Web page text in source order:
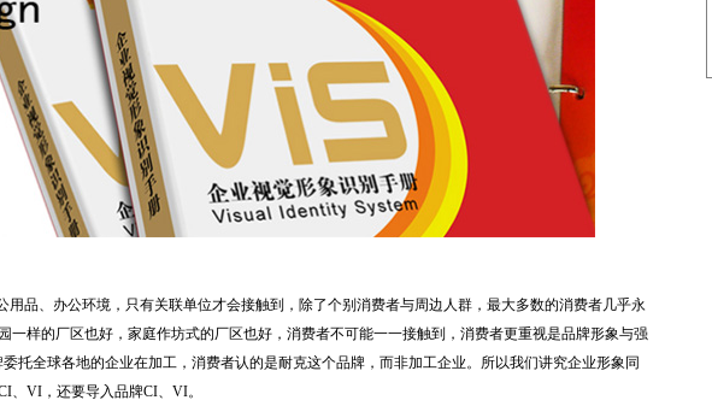
品、办公环境，只有关联单位才会接触到，除了个别消费者与周边人群，最大多数的消费者几乎永
一样的厂区也好，家庭作坊式的厂区也好，消费者不可能一一接触到，消费者更重视是品牌形象与强
托全球各地的企业在加工，消费者认的是耐克这个品牌，而非加工企业。所以我们讲究企业形象同
、VI，还要导入品牌CI、VI。